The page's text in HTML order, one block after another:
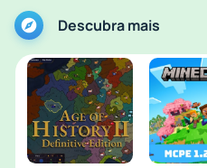
Descubra mais